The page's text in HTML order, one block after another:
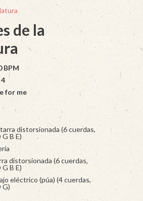
de la
BPM
4
for me
distorsionada (6 cuerdas,
B E)
distorsionada (6 cuerdas,
B E)
eléctrico (púa) (4 cuerdas,
G)